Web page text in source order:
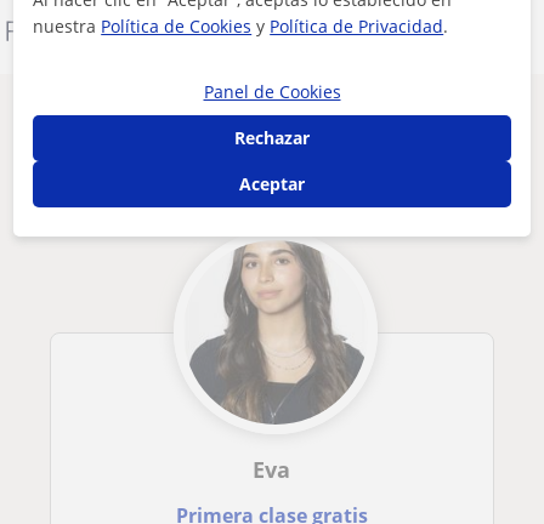
Denunciar este perfil
Otros profesores de Técnicas de estudio
en Alcorcón que pueden interesarte
Eva
Primera clase gratis
nuestra Política de Cookies y Política de Privacidad.
Panel de Cookies
Rechazar
Aceptar